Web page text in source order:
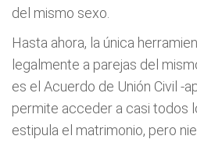
del mismo sexo.
Hasta ahora, la única
legalmente a parejas del
es el Acuerdo de Unión Civil -
permite acceder a casi todos
estipula el matrimonio, pero